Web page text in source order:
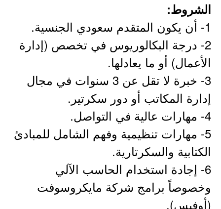
الشروط:
1- أن يكون المتقدم سعودي الجنسية.
2- درجة البكالوريوس في تخصص (إدارة
الأعمال) أو ما يعادلها.
3- خبرة لا تقل عن 3 سنوات في مجال
إدارة المكاتب أو دور سكرتير.
4- مهارات عالية في التواصل.
5- مهارات تنظيمية وفهم الشامل للمبادئ
الكتابية والسكرتارية.
6- إجادة استخدام الحاسب الآلي
وخصوصاً برامج شركة مايكروسوفت
(أوفيس).